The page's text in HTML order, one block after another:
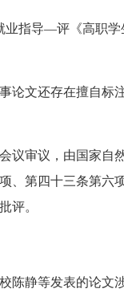
导—评《高职学
文还存在擅自标
审议，由国家自
、第四十三条第
评。
静等发表的论文